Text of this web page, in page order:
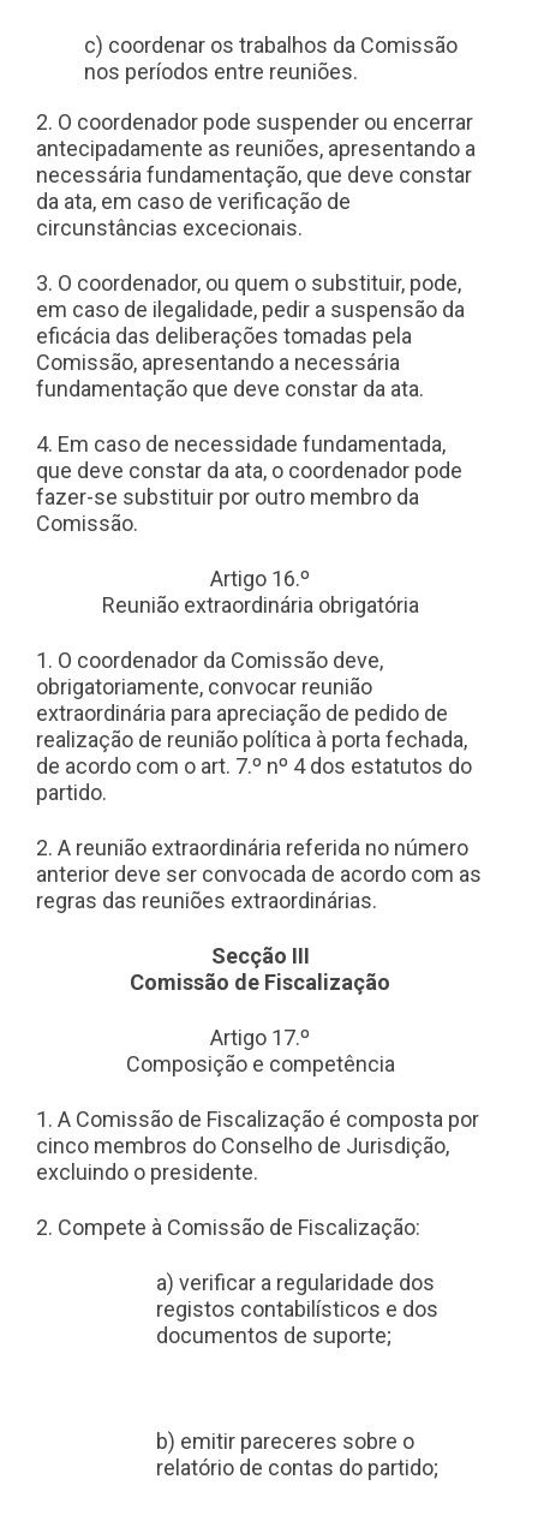
c) coordenar os trabalhos da Comissão
nos períodos entre reuniões.
2. O coordenador pode suspender ou encerrar
antecipadamente as reuniões, apresentando a
necessária fundamentação, que deve constar
da ata, em caso de verificação de
circunstâncias excecionais.
3. O coordenador, ou quem o substituir, pode,
em caso de ilegalidade, pedir a suspensão da
eficácia das deliberações tomadas pela
Comissão, apresentando a necessária
fundamentação que deve constar da ata.
4. Em caso de necessidade fundamentada,
que deve constar da ata, o coordenador pode
fazer-se substituir por outro membro da
Comissão.
Artigo 16.º
Reunião extraordinária obrigatória
1. O coordenador da Comissão deve,
obrigatoriamente, convocar reunião
extraordinária para apreciação de pedido de
realização de reunião política à porta fechada,
de acordo com o art. 7.º nº 4 dos estatutos do
partido.
2. A reunião extraordinária referida no número
anterior deve ser convocada de acordo com as
regras das reuniões extraordinárias.
Secção III
Comissão de Fiscalização
Artigo 17.º
Composição e competência
1. A Comissão de Fiscalização é composta por
cinco membros do Conselho de Jurisdição,
excluindo o presidente.
2. Compete à Comissão de Fiscalização:
a) verificar a regularidade dos
registos contabilísticos e dos
documentos de suporte;
b) emitir pareceres sobre o
relatório de contas do partido;